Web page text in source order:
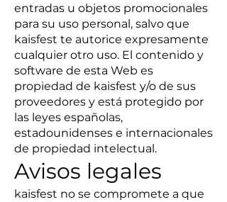
entradas u objetos promocionales
para su uso personal, salvo que
kaisfest te autorice expresamente
cualquier otro uso. El contenido y
software de esta Web es
propiedad de kaisfest y/o de sus
proveedores y está protegido por
las leyes españolas,
estadounidenses e internacionales
de propiedad intelectual.
Avisos legales
kaisfest no se compromete a que